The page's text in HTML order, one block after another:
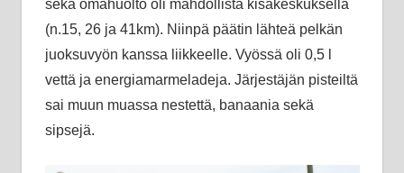
sekä omahuolto oli mahdollista kisakeskuksella
(n.15, 26 ja 41km). Niinpä päätin lähteä pelkän
juoksuvyön kanssa liikkeelle. Vyössä oli 0,5 l
vettä ja energiamarmeladeja. Järjestäjän pisteiltä
sai muun muassa nestettä, banaania sekä
sipsejä.